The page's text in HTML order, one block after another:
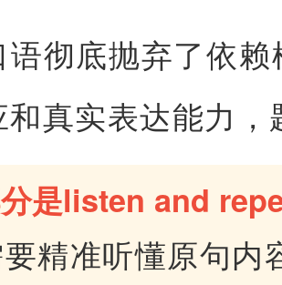
语彻底抛弃了依
和真实表达能力
是listen and
精准听懂原句